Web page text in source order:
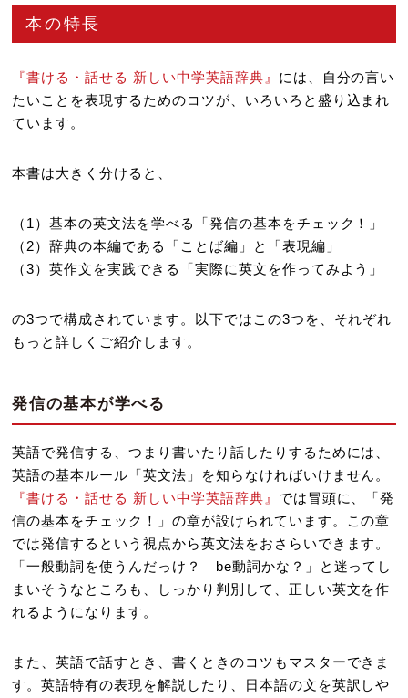
本の特長
『書ける・話せる 新しい中学英語辞典』 には、自分の言い
たいことを表現するためのコツが、いろいろと盛り込まれ
ています。
本書は大きく分けると、
（1）基本の英文法を学べる「発信の基本をチェック！」
（2）辞典の本編である「ことば編」と「表現編」
（3）英作文を実践できる「実際に英文を作ってみよう」
の3つで構成されています。以下ではこの3つを、それぞれ
もっと詳しくご紹介します。
発信の基本が学べる
英語で発信する、つまり書いたり話したりするためには、
英語の基本ルール「英文法」を知らなければいけません。
『書ける・話せる 新しい中学英語辞典』 では冒頭に、「発
信の基本をチェック！」の章が設けられています。この章
では発信するという視点から英文法をおさらいできます。
「一般動詞を使うんだっけ？ be動詞かな？」と迷ってし
まいそうなところも、しっかり判別して、正しい英文を作
れるようになります。
また、英語で話すとき、書くときのコツもマスターできま
す。英語特有の表現を解説したり、日本語の文を英訳しや